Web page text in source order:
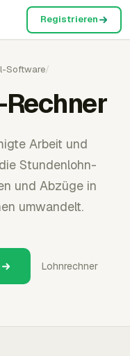
Registrieren
Software/
Arbeit und
Stundenlohn-
und Abzüge in
umwandelt.
Lohnrechner